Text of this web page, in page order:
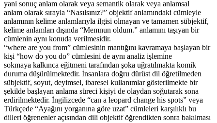
yani sonuç anlam olarak veya semantik olarak veya anlamsal
anlam olarak sırayla “Nasılsınız?” objektif anlamındaki cümleyle
anlamının kelime anlamlarıyla ilgisi olmayan ve tamamen sübjektif,
kelime anlamları dışında “Memnun oldum.” anlamını taşıyan bir
cümlenin aynı konuda verilmesidir.
“where are you from” cümlesinin mantığını kavramaya başlayan bir
kişi “how do you do” cümlesini de aynı analiz işlemine
sokmaya kalkınca eğitmeni tarafından şoka uğratılmakta komik
duruma düşürülmektedir. İnsanlara doğru dürüst dil öğretilmeden
sübjektif, soyut, deyimsel, ibaresel kullanımlar gösterilmekte bir
şekilde başlayan anlama süreci kişiyi de olaydan soğutarak sona
erdirilmektedir. İngilizcede “can a leopard change his spots” veya
Türkçede “Ayağını yorganına göre uzat” cümleleri karşılıklı bu
dilleri öğrenenler açısından dili objektif öğrendikten sonra bakılması